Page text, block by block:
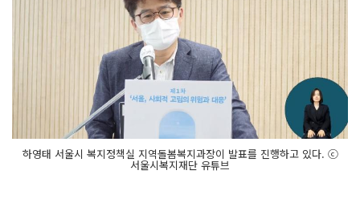
하영태 서울시 복지정책실 지역돌봄복지과장이 발표를 진행하고 있다. ⓒ
서울시복지재단 유튜브